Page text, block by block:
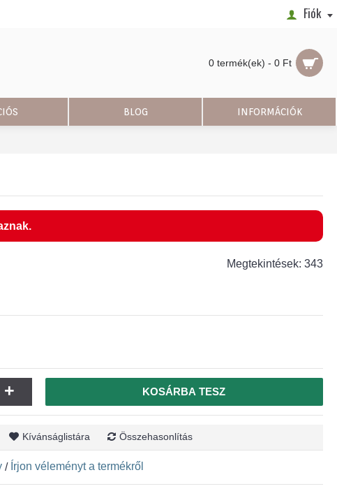
Fiók
0 termék(ek) - 0 Ft
BLOG INFORMÁCIÓK
Megtekintések: 343
+ KOSÁRBA TESZ
Kívánságlistára Összehasonlítás
/ Írjon véleményt a termékről